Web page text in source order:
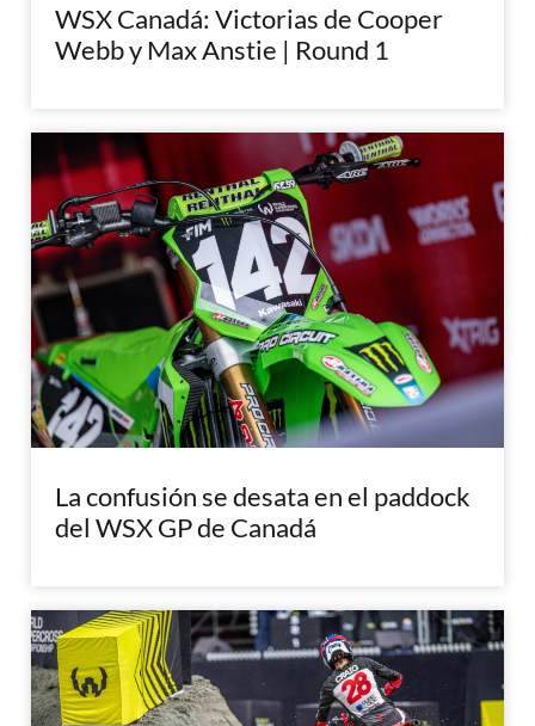
WSX Canadá: Victorias de Cooper
Webb y Max Anstie | Round 1
La confusión se desata en el paddock
del WSX GP de Canadá